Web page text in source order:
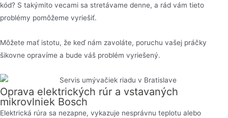
kód? S takýmito vecami sa stretávame denne, a rád vám tieto
problémy pomôžeme vyriešiť.
Môžete mať istotu, že keď nám zavoláte, poruchu vašej práčky
šikovne opravíme a bude váš problém vyriešený.
Oprava elektrických rúr a vstavaných
mikrovlniek Bosch
Elektrická rúra sa nezapne, vykazuje nesprávnu teplotu alebo